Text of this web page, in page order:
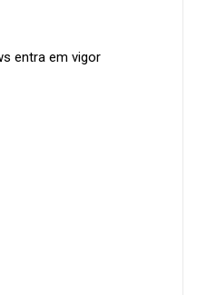
entra em vigor